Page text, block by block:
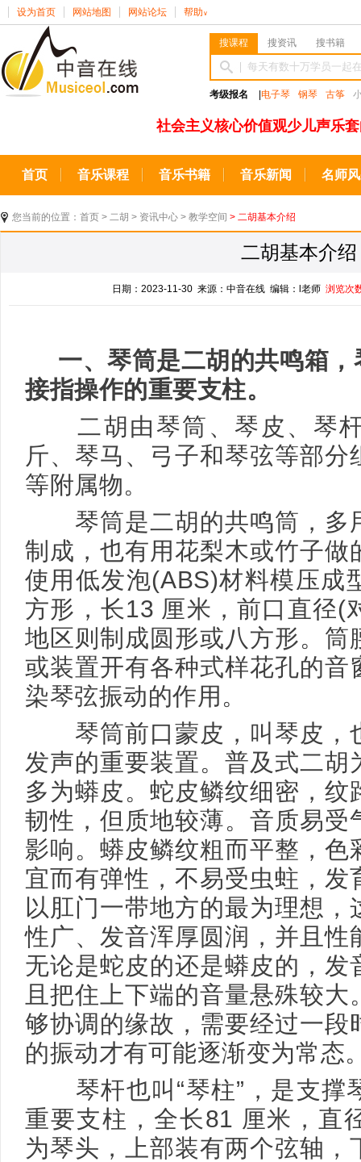
设为首页 网站地图 网站论坛 帮助 ∨
搜课程 搜资讯 搜书籍
考级报名 电子琴 钢琴 古筝
社会主义核心价值观少儿声乐
首页 音乐课程 音乐书籍 音乐新闻 名师
您当前的位置： 首页 > 二胡 > 资讯中心 > 教学空间 > 二胡基本介绍
二胡基本介绍
日期：2023-11-30 来源：中音在线 编辑：l老师浏览次
一、琴筒是二胡的共鸣箱
接指操作的重要支柱。
二胡由琴筒、琴皮、琴杆
斤、琴马、弓子和琴弦等部分
等附属物。
琴筒是二胡的共鸣筒，多
制成，也有用花梨木或竹子做
使用低发泡(ABS)材料模压成
方形，长13 厘米，前口直径(
地区则制成圆形或八方形。筒
或装置开有各种式样花孔的音
染琴弦振动的作用。
琴筒前口蒙皮，叫琴皮，
发声的重要装置。普及式二胡
多为蟒皮。蛇皮鳞纹细密，纹
韧性，但质地较薄。音质易受
影响。蟒皮鳞纹粗而平整，色
宜而有弹性，不易受虫蛀，发
以肛门一带地方的最为理想，
性广、发音浑厚圆润，并且性
无论是蛇皮的还是蟒皮的，发
且把住上下端的音量悬殊较
够协调的缘故，需要经过一段
的振动才有可能逐渐变为常态
琴杆也叫“琴柱”，是支撑
重要支柱，全长81 厘米，直
为琴头，上部装有两个弦轴，